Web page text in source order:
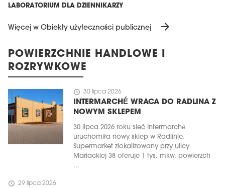
LABORATORIUM DLA DZIENNIKARZY
Więcej w Obiekty użyteczności publicznej arrow_forward
POWIERZCHNIE HANDLOWE I
ROZRYWKOWE
schedule 30 lipca 2026
INTERMARCHÉ WRACA DO RADLINA Z
NOWYM SKLEPEM
30 lipca 2026 roku sieć Intermarché
uruchomiła nowy sklep w Radlinie.
Supermarket zlokalizowany przy ulicy
Mariackiej 38 oferuje 1 tys. mkw. powierzch
...
schedule 29 lipca 2026